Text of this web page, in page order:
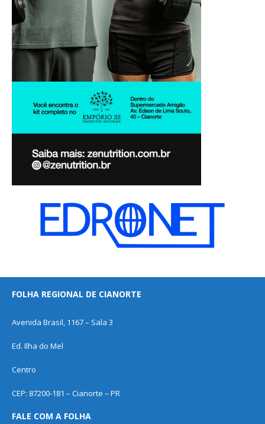
FOLHA REGIONAL DE CIANORTE
Avenida Brasil, 1167 – Sala 3
Ed. Ilha do Mel
Centro
CEP: 87200-181 – Cianorte – PR
FALE COM A FOLHA